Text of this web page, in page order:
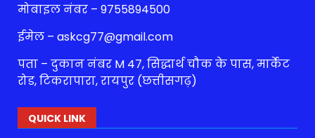
मोबाइल नंबर – 9755894500
ईमेल – askcg77@gmail.com
पता – दुकान नंबर M 47, सिद्धार्थ चौक के पास, मार्केट
रोड, टिकरापारा, रायपुर (छत्तीसगढ़)
QUICK LINK